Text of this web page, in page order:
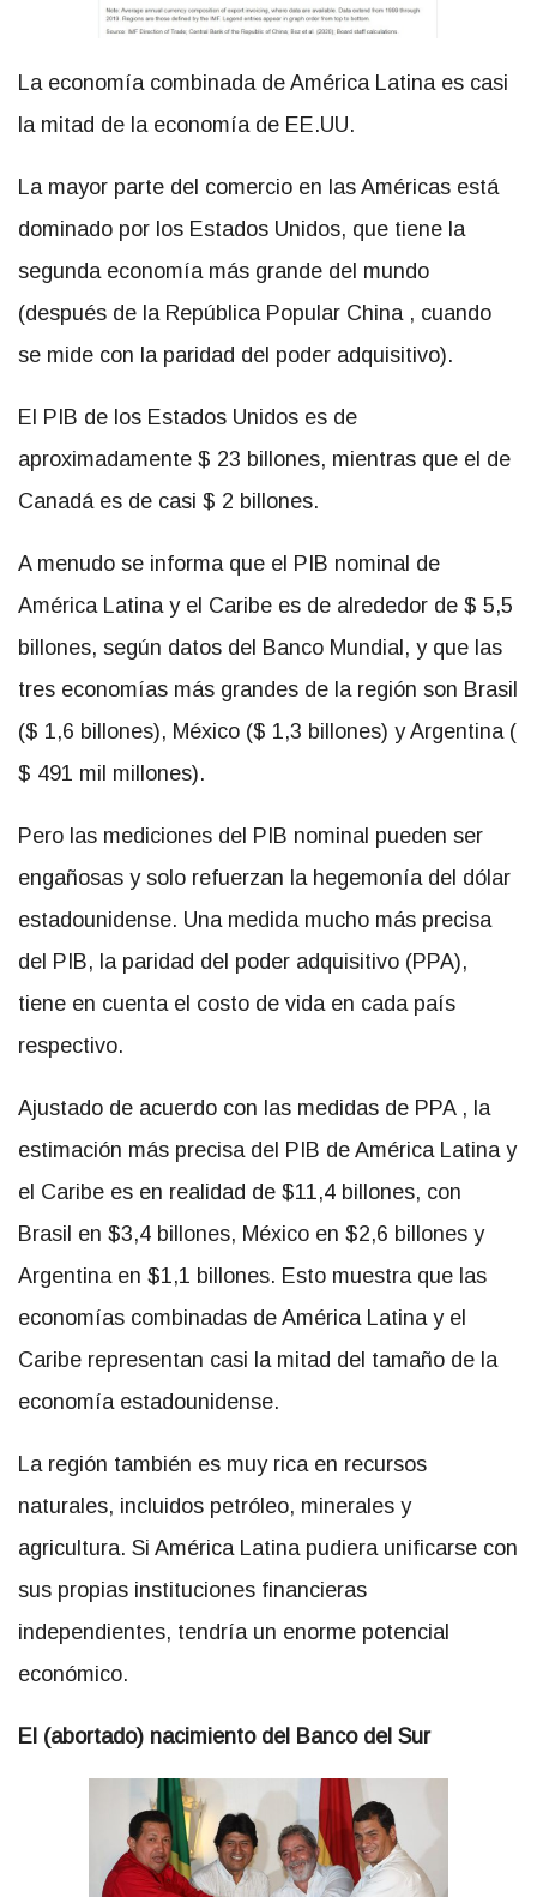
La economía combinada de América Latina es casi
la mitad de la economía de EE.UU.
La mayor parte del comercio en las Américas está
dominado por los Estados Unidos, que tiene la
segunda economía más grande del mundo
(después de la República Popular China , cuando
se mide con la paridad del poder adquisitivo).
El PIB de los Estados Unidos es de
aproximadamente $ 23 billones, mientras que el de
Canadá es de casi $ 2 billones.
A menudo se informa que el PIB nominal de
América Latina y el Caribe es de alrededor de $ 5,5
billones, según datos del Banco Mundial, y que las
tres economías más grandes de la región son Brasil
($ 1,6 billones), México ($ 1,3 billones) y Argentina (
$ 491 mil millones).
Pero las mediciones del PIB nominal pueden ser
engañosas y solo refuerzan la hegemonía del dólar
estadounidense. Una medida mucho más precisa
del PIB, la paridad del poder adquisitivo (PPA),
tiene en cuenta el costo de vida en cada país
respectivo.
Ajustado de acuerdo con las medidas de PPA , la
estimación más precisa del PIB de América Latina y
el Caribe es en realidad de $11,4 billones, con
Brasil en $3,4 billones, México en $2,6 billones y
Argentina en $1,1 billones. Esto muestra que las
economías combinadas de América Latina y el
Caribe representan casi la mitad del tamaño de la
economía estadounidense.
La región también es muy rica en recursos
naturales, incluidos petróleo, minerales y
agricultura. Si América Latina pudiera unificarse con
sus propias instituciones financieras
independientes, tendría un enorme potencial
económico.
El (abortado) nacimiento del Banco del Sur